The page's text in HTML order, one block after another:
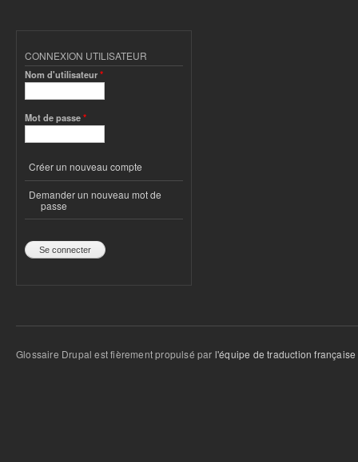
CONNEXION UTILISATEUR
Nom d'utilisateur*
Mot de passe*
Créer un nouveau compte
Demander un nouveau mot de
passe
Glossaire Drupal est fièrement propulsé par l'équipe de traduction française